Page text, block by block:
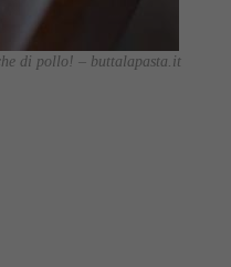
di pollo! – buttalapasta.it